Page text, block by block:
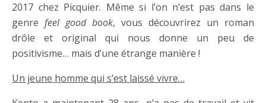
2017 chez Picquier. Même si l’on n’est pas dans le
genre feel good book, vous découvrirez un roman
drôle et original qui nous donne un peu de
positivisme… mais d’une étrange manière !
Un jeune homme qui s’est laissé vivre…